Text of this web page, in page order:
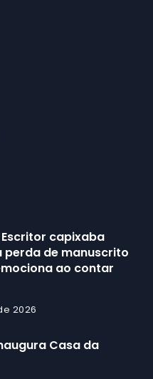
Escritor capixaba
de manuscrito
ao contar
2026
Casa da